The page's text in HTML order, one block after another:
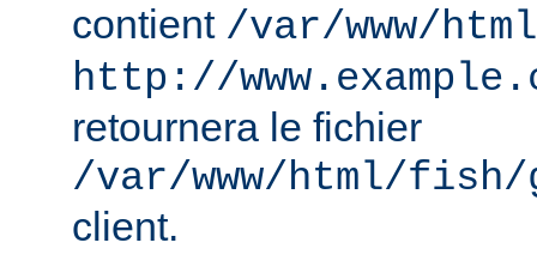
contient /var/www/html
http://
retournera le fichier
/var/www/html/fish/
client.